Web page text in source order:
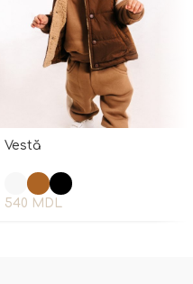
Vestă
540 MDL